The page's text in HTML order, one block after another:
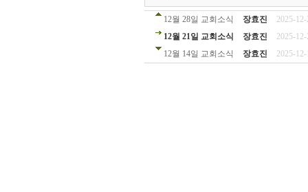
12월 28일 교회소식 장효진
2025-
12월 21일 교회소식
장효진
2025-
12월 14일 교회소식
장효진 2025-